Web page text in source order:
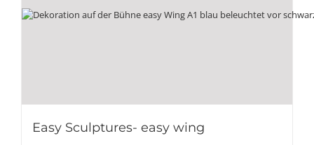
Easy Sculptures- easy wing